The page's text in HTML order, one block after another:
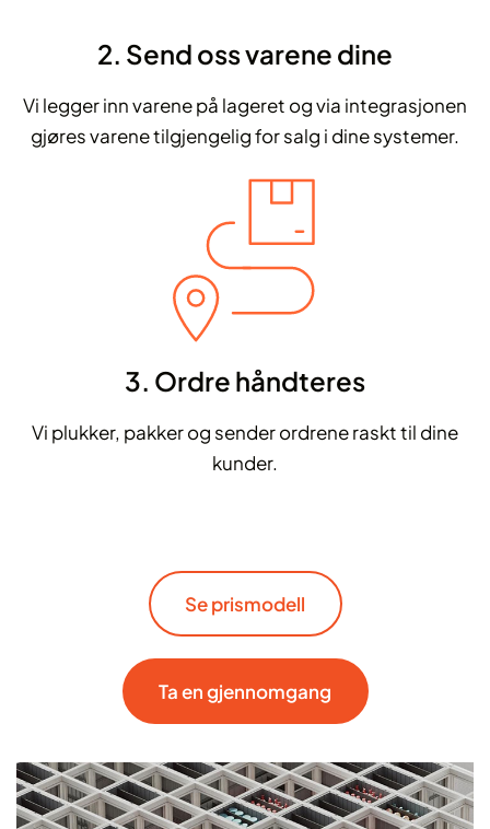
2. Send oss varene dine
Vi legger inn varene på lageret og via integrasjonen
gjøres varene tilgjengelig for salg i dine systemer.
3. Ordre håndteres
Vi plukker, pakker og sender ordrene raskt til dine
kunder.
Se prismodell
Ta en gjennomgang